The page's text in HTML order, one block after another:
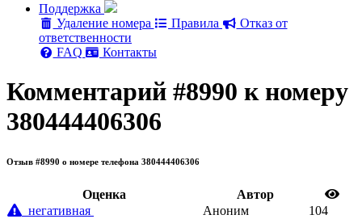
Поддержка
Удаление номера
Правила
Отказ от
ответственности
FAQ
Контакты
Комментарий #8990 к номеру
380444406306
Отзыв #8990 о номере телефона 380444406306
Oценка
Автор
негативная
Аноним 104